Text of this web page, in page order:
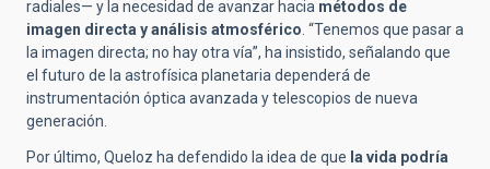
radiales— y la necesidad de avanzar hacia métodos de
imagen directa y análisis atmosférico . “Tenemos que pasar a
la imagen directa; no hay otra vía”, ha insistido, señalando que
el futuro de la astrofísica planetaria dependerá de
instrumentación óptica avanzada y telescopios de nueva
generación.
Por último, Queloz ha defendido la idea de que la vida podría